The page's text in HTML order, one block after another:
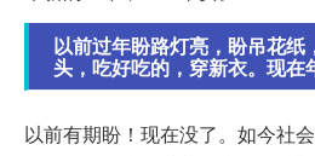
以前过年盼路灯亮，盼吊花纸
头，吃好吃的，穿新衣。现在
以前有期盼！现在没了。如今社